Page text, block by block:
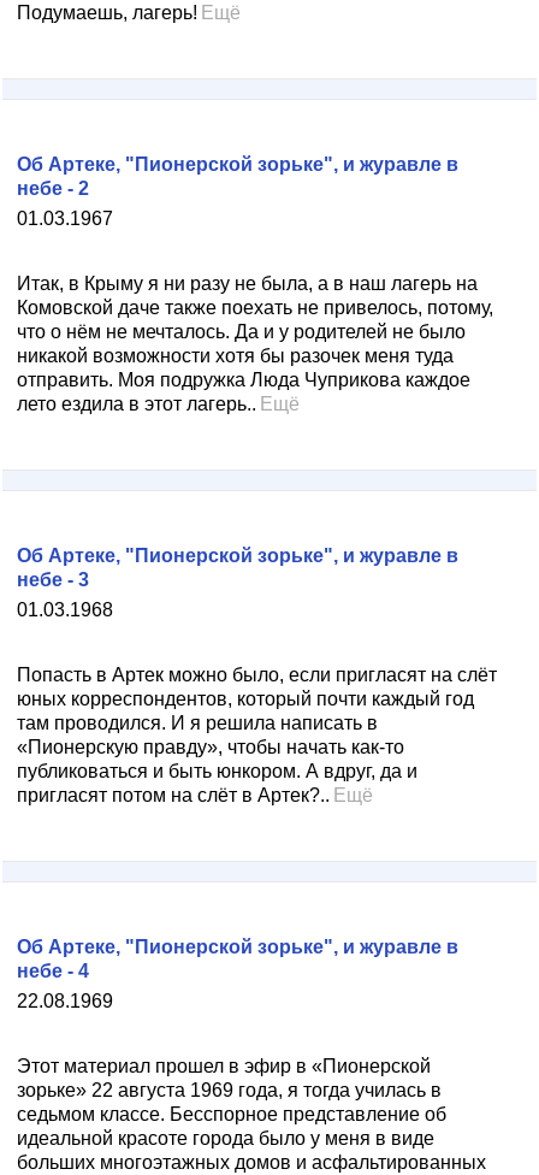
Подумаешь, лагерь! Ещё
01.03.1967
Об Артеке, "Пионерской зорьке", и журавле в
небе - 2
Итак, в Крыму я ни разу не была, а в наш лагерь на
Комовской даче также поехать не привелось, потому,
что о нём не мечталось. Да и у родителей не было
никакой возможности хотя бы разочек меня туда
отправить. Моя подружка Люда Чуприкова каждое
лето ездила в этот лагерь.. Ещё
01.03.1968
Об Артеке, "Пионерской зорьке", и журавле в
небе - 3
Попасть в Артек можно было, если пригласят на слёт
юных корреспондентов, который почти каждый год
там проводился. И я решила написать в
«Пионерскую правду», чтобы начать как-то
публиковаться и быть юнкором. А вдруг, да и
пригласят потом на слёт в Артек?.. Ещё
22.08.1969
Об Артеке, "Пионерской зорьке", и журавле в
небе - 4
Этот материал прошел в эфир в «Пионерской
зорьке» 22 августа 1969 года, я тогда училась в
седьмом классе. Бесспорное представление об
идеальной красоте города было у меня в виде
больших многоэтажных домов и асфальтированных